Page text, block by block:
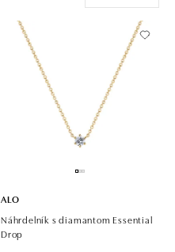
ALO
Náhrdelník s diamantom Essential
Drop